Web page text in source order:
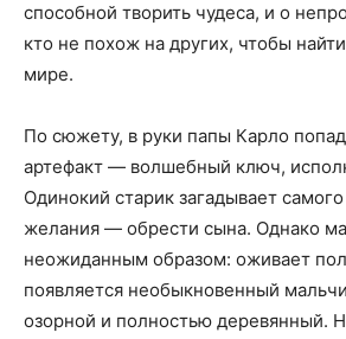
способной творить чудеса, и о
кто не похож на других, чтобы
мире.
По сюжету, в руки папы Карло
артефакт — волшебный ключ,
Одинокий старик загадывает
желания — обрести сына. Однако
неожиданным образом: оживает
появляется необыкновенный
озорной и полностью деревянный.